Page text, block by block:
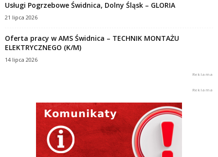
Usługi Pogrzebowe Świdnica, Dolny Śląsk – GLORIA
21 lipca 2026
Oferta pracy w AMS Świdnica – TECHNIK MONTAŻU
ELEKTRYCZNEGO (K/M)
14 lipca 2026